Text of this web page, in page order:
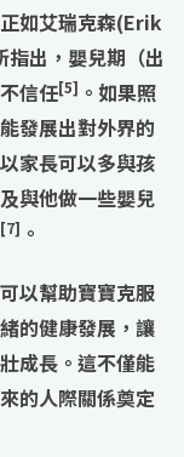
如艾瑞克森(Erik
出，嬰兒期（出
信任[5] 。如果照
發展出對外界的
家長可以多與孩
與他做一些嬰兒
[7] 。
以幫助寶寶克服
的健康發展 ，讓
成長。這不僅能
的人際關係奠定